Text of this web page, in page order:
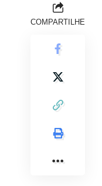
COMPARTILHE